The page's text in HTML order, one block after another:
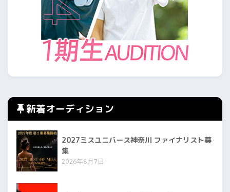
新着オーディション
2027ミスユニバース神奈川 ファイナリスト募
集
2026年8月7日